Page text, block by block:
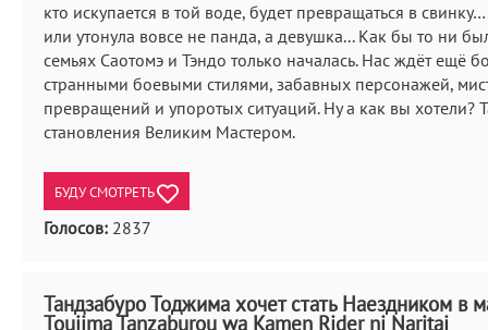
кто искупается в той воде, будет превращаться в
или утонула вовсе не панда, а девушка... Как бы то ни
семьях Саотомэ и Тэндо только началась. Нас ждёт ещё
странными боевыми стилями, забавных персонажей,
превращений и упоротых ситуаций. Ну а как вы хотели?
становления Великим Мастером.
БУДУ СМОТРЕТЬ
Голосов: 2837
Тандзабуро Тоджима хочет стать Наездником в
Toujima Tanzaburou wa Kamen Rider ni Naritai